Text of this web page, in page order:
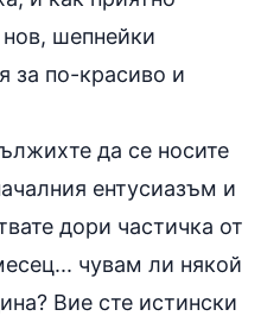
шепнейки
за по-красиво и
да се носите
ентусиазъм и
дори частичка от
чувам ли някой
Вие сте истински